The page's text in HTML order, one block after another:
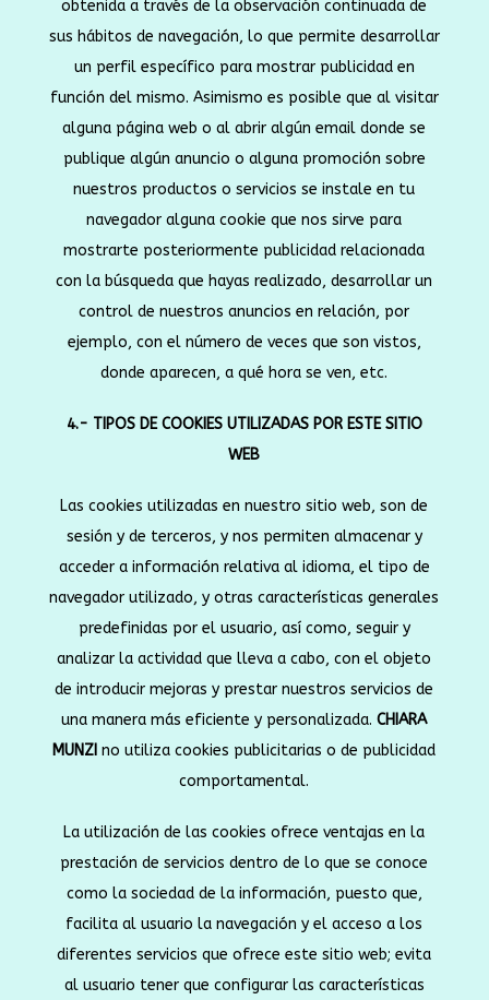
obtenida a través de la observación continuada de
sus hábitos de navegación, lo que permite desarrollar
un perfil específico para mostrar publicidad en
función del mismo. Asimismo es posible que al visitar
alguna página web o al abrir algún email donde se
publique algún anuncio o alguna promoción sobre
nuestros productos o servicios se instale en tu
navegador alguna cookie que nos sirve para
mostrarte posteriormente publicidad relacionada
con la búsqueda que hayas realizado, desarrollar un
control de nuestros anuncios en relación, por
ejemplo, con el número de veces que son vistos,
donde aparecen, a qué hora se ven, etc.
4.- TIPOS DE COOKIES UTILIZADAS POR ESTE SITIO
WEB
Las cookies utilizadas en nuestro sitio web, son de
sesión y de terceros, y nos permiten almacenar y
acceder a información relativa al idioma, el tipo de
navegador utilizado, y otras características generales
predefinidas por el usuario, así como, seguir y
analizar la actividad que lleva a cabo, con el objeto
de introducir mejoras y prestar nuestros servicios de
una manera más eficiente y personalizada. CHIARA
MUNZI no utiliza cookies publicitarias o de publicidad
comportamental.
La utilización de las cookies ofrece ventajas en la
prestación de servicios dentro de lo que se conoce
como la sociedad de la información, puesto que,
facilita al usuario la navegación y el acceso a los
diferentes servicios que ofrece este sitio web; evita
al usuario tener que configurar las características